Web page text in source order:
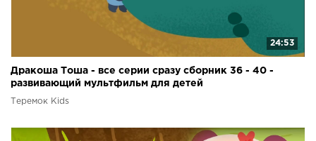
24:53
Дракоша Тоша - все серии сразу сборник 36 - 40 -
развивающий мультфильм для детей
Теремок Kids